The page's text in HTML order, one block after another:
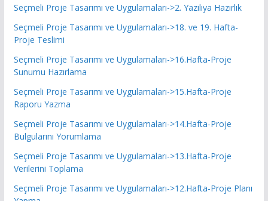
Seçmeli Proje Tasarımı ve Uygulamaları->2. Yazılıya Hazırlık
Seçmeli Proje Tasarımı ve Uygulamaları->18. ve 19. Hafta-
Proje Teslimi
Seçmeli Proje Tasarımı ve Uygulamaları->16.Hafta-Proje
Sunumu Hazırlama
Seçmeli Proje Tasarımı ve Uygulamaları->15.Hafta-Proje
Raporu Yazma
Seçmeli Proje Tasarımı ve Uygulamaları->14.Hafta-Proje
Bulgularını Yorumlama
Seçmeli Proje Tasarımı ve Uygulamaları->13.Hafta-Proje
Verilerini Toplama
Seçmeli Proje Tasarımı ve Uygulamaları->12.Hafta-Proje Planı